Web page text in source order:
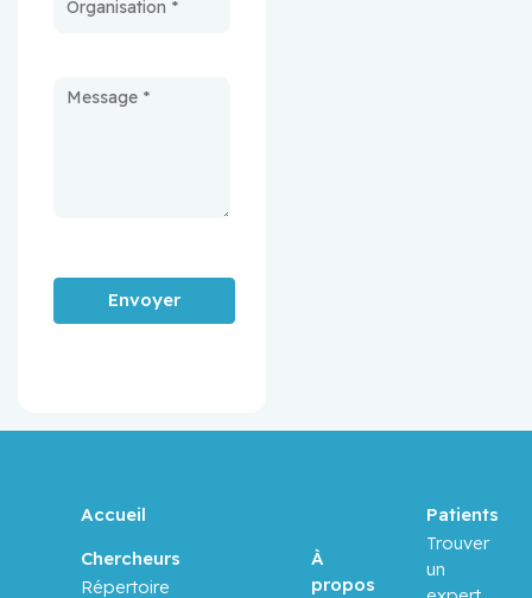
Envoyer
Accueil
Chercheurs
Répertoire
À
propos
Patients
Trouver
un